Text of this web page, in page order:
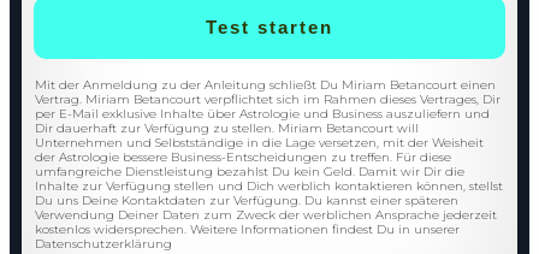
Test starten
Mit der Anmeldung zu der Anleitung schließt Du Miriam Betancourt einen
Vertrag. Miriam Betancourt verpflichtet sich im Rahmen dieses Vertrages, Dir
per E-Mail exklusive Inhalte über Astrologie und Business auszuliefern und
Dir dauerhaft zur Verfügung zu stellen. Miriam Betancourt will
Unternehmen und Selbstständige in die Lage versetzen, mit der Weisheit
der Astrologie bessere Business-Entscheidungen zu treffen. Für diese
umfangreiche Dienstleistung bezahlst Du kein Geld. Damit wir Dir die
Inhalte zur Verfügung stellen und Dich werblich kontaktieren können, stellst
Du uns Deine Kontaktdaten zur Verfügung. Du kannst einer späteren
Verwendung Deiner Daten zum Zweck der werblichen Ansprache jederzeit
kostenlos widersprechen. Weitere Informationen findest Du in unserer
Datenschutzerklärung